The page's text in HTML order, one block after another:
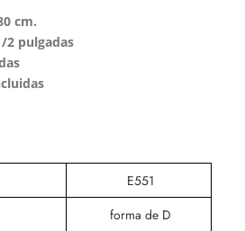
cm.
2 pulgadas
E551
forma de D